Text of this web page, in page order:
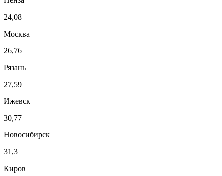
24,08
Москва
26,76
Рязань
27,59
Ижевск
30,77
Новосибирск
31,3
Киров